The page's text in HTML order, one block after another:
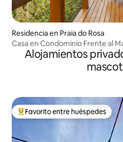
Residencia en Praia do Rosa
Casa en Condominio Frente al
Alojamientos
De los mejores en Favorito entre
Favorito entre huéspedes